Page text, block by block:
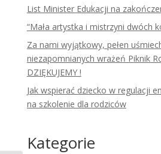
List Minister Edukacji na
“Mała artystka i mistrzyni dwóch
Za nami wyjątkowy, pełen
niezapomnianych wrażeń Piknik
DZIĘKUJEMY !
Jak wspierać dziecko w regulacji
na szkolenie dla rodziców
Kategorie